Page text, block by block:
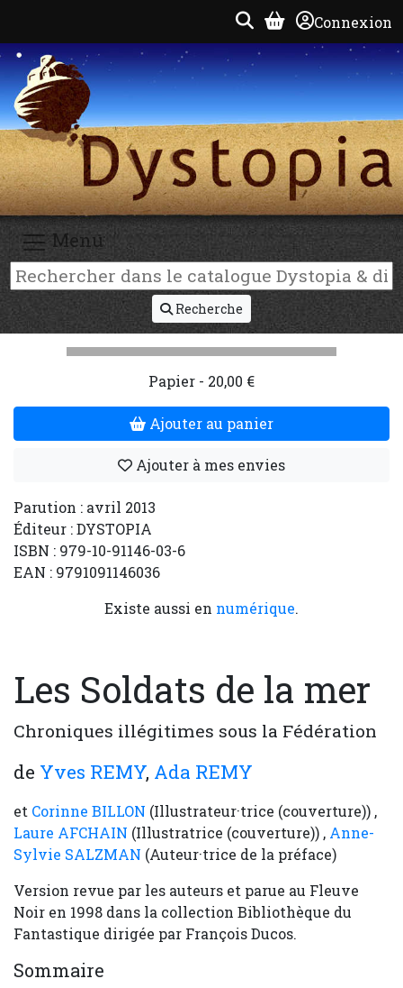
Connexion
Menu
Recherche
Papier - 20,00 €
Ajouter au panier
Ajouter à mes envies
Parution : avril 2013
Éditeur : DYSTOPIA
ISBN : 979-10-91146-03-6
EAN : 9791091146036
Existe aussi en numérique.
Les Soldats de la mer
Chroniques illégitimes sous la Fédération
de Yves REMY, Ada REMY
et Corinne BILLON (Illustrateur·trice (couverture)) ,
Laure AFCHAIN (Illustratrice (couverture)) , Anne-
Sylvie SALZMAN (Auteur·trice de la préface)
Version revue par les auteurs et parue au Fleuve
Noir en 1998 dans la collection Bibliothèque du
Fantastique dirigée par François Ducos.
Sommaire